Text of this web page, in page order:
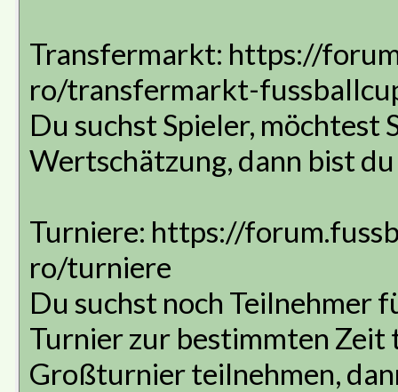
Transfermarkt: https://
ro/transfermarkt-
Du suchst Spieler,
Wertschätzung, dann bist
Turniere: https://
ro/turniere
Du suchst noch Teilnehmer
Turnier zur bestimmten Zeit
Großturnier teilnehmen,